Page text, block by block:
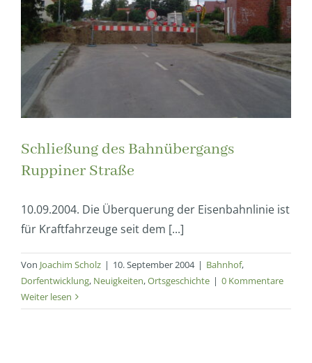
Schließung des Bahnübergangs
Ruppiner Straße
10.09.2004. Die Überquerung der Eisenbahnlinie ist
für Kraftfahrzeuge seit dem [...]
Von Joachim Scholz | 10. September 2004 | Bahnhof,
Dorfentwicklung, Neuigkeiten,Ortsgeschichte | 0 Kommentare
Weiter lesen